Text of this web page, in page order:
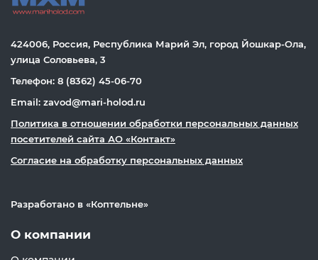
424006, Россия, Республика Марий Эл, город Йошкар-Ола,
улица Соловьева, 3
Телефон: 8 (8362) 45-06-70
Email: zavod@mari-holod.ru
Политика в отношении обработки персональных данных
посетителей сайта АО «Контакт»
Согласие на обработку персональных данных
Разработано в «Коптельне»
О компании